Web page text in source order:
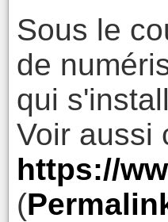
Sous le
de
qui
Voir aussi
https://
(